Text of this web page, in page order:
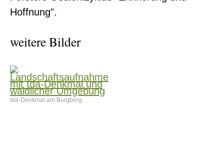
Hoffnung".
weitere Bilder
Ida-Denkmal am Burgberg